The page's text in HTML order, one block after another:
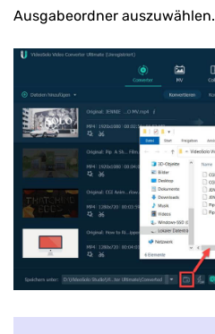
Ausgabeordner auszuwählen.